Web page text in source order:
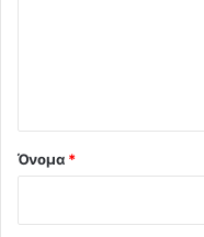
Όνομα *